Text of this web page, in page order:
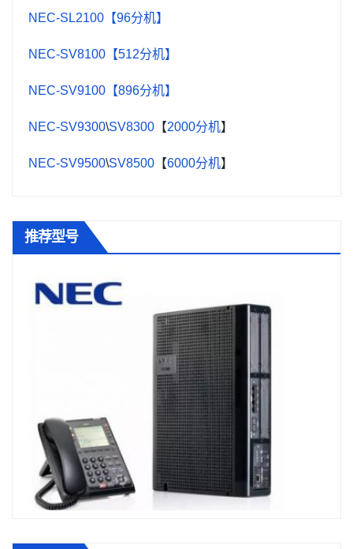
NEC-SL2100【96分机】
NEC-SV8100【512分机】
NEC-SV9100【896分机】
NEC-SV9300\SV8300 【2000分机】
NEC-SV9500\SV8500 【6000分机】
推荐型号